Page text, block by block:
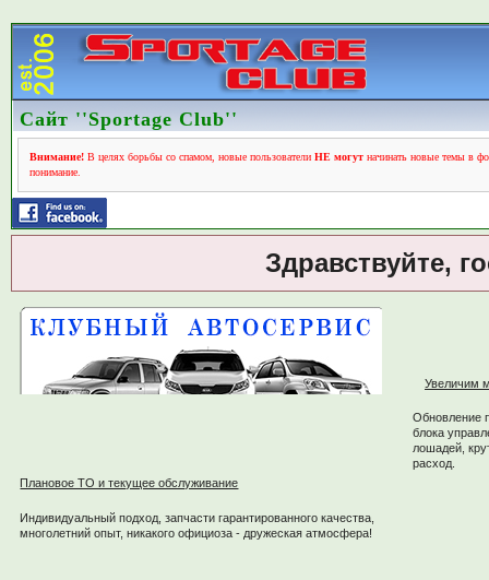
Сайт ''Sportage Club''
Внимание!В целях борьбы со спамом, новые пользователи НЕ могутначинать новые темы в
понимание.
Здравствуйте,
Плановое ТО и текущее обслуживание
Индивидуальный подход, запчасти гарантированного качества,
многолетний опыт, никакого официоза - дружеская атмосфера!
Увеличим
Обновление
блока
лошадей,
расход.